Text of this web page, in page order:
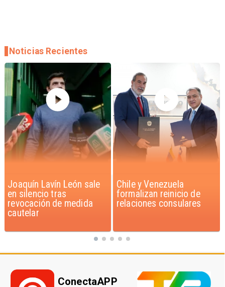
Chile y Venezuela
formalizan reinicio de
relaciones consulares
Feriantes rechazan
dichos de Camila Flores
sobre Fabiola Campillai
Noticias Recientes
ConectaAPP